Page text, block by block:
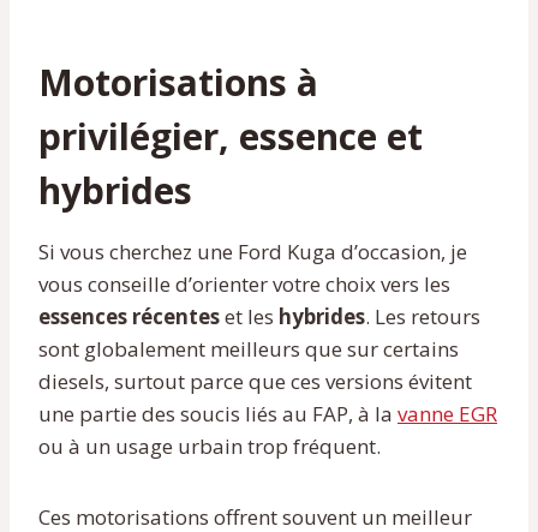
Motorisations à
privilégier, essence et
hybrides
Si vous cherchez une Ford Kuga d’occasion, je
vous conseille d’orienter votre choix vers les
essences récenteset les hybrides. Les retours
sont globalement meilleurs que sur certains
diesels, surtout parce que ces versions évitent
une partie des soucis liés au FAP, à la vanne EGR
ou à un usage urbain trop fréquent.
Ces motorisations offrent souvent un meilleur